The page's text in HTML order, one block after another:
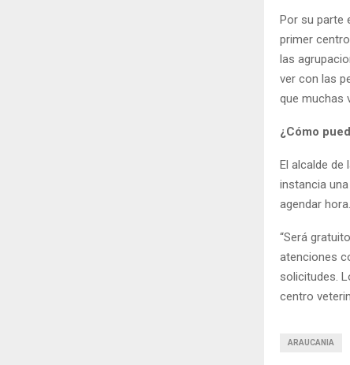
Por su parte
primer
las
ver con las
que muchas
¿Cómo
El alcalde de
instancia
agendar hora.
“Será
atenciones
solicitudes.
centro
ARAUCANIA